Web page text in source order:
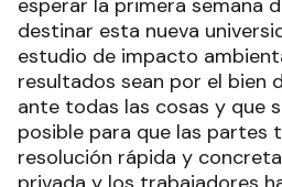
esperar la primera semana
destinar esta nueva
estudio de impacto
resultados sean por el bien
ante todas las cosas y que
posible para que las partes
resolución rápida y